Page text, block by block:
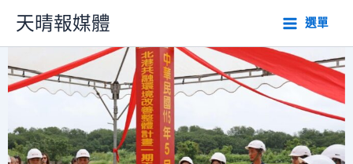
主
要
內
天晴報媒體 選單